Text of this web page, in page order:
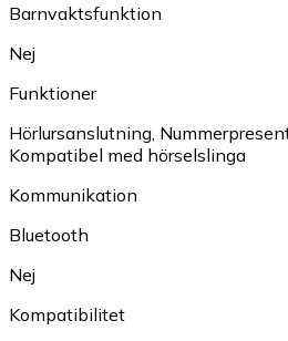
Barnvaktsfunktion
Nej
Funktioner
Hörlursanslutning
Kompatibel med hörselslinga
Kommunikation
Bluetooth
Nej
Kompatibilitet